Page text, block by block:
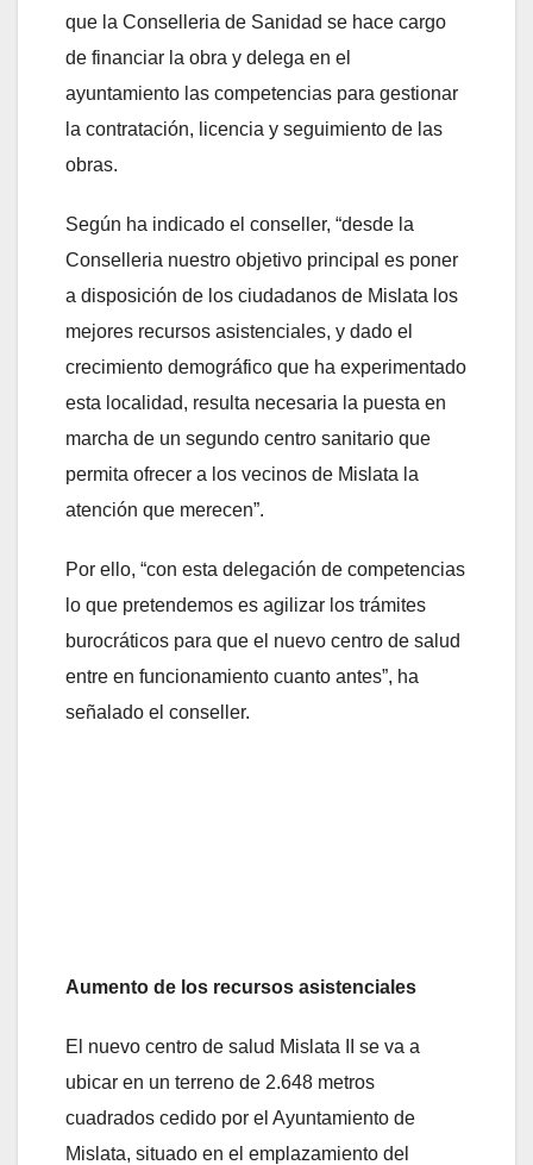
que la Conselleria de Sanidad se hace cargo
de financiar la obra y delega en el
ayuntamiento las competencias para gestionar
la contratación, licencia y seguimiento de las
obras.
Según ha indicado el conseller, “desde la
Conselleria nuestro objetivo principal es poner
a disposición de los ciudadanos de Mislata los
mejores recursos asistenciales, y dado el
crecimiento demográfico que ha experimentado
esta localidad, resulta necesaria la puesta en
marcha de un segundo centro sanitario que
permita ofrecer a los vecinos de Mislata la
atención que merecen”.
Por ello, “con esta delegación de competencias
lo que pretendemos es agilizar los trámites
burocráticos para que el nuevo centro de salud
entre en funcionamiento cuanto antes”, ha
señalado el conseller.
Aumento de los recursos asistenciales
El nuevo centro de salud Mislata II se va a
ubicar en un terreno de 2.648 metros
cuadrados cedido por el Ayuntamiento de
Mislata, situado en el emplazamiento del